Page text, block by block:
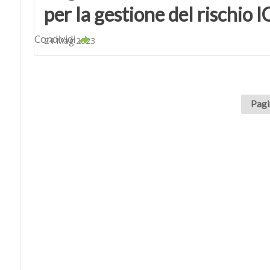
per la gestione del rischio
24 Mag 2023
Condividi